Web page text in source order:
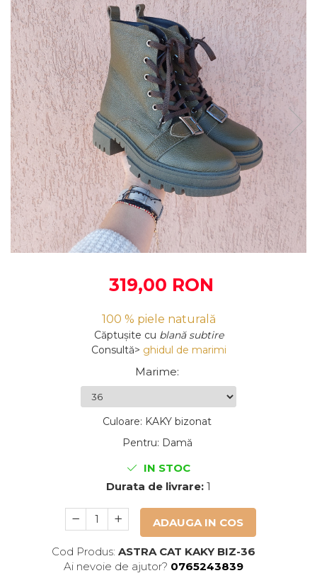
319,00 RON
100 % piele naturală
Căptușite cu blană subtire
Consultă> ghidul de marimi
Marime:
Culoare: KAKY bizonat
Pentru: Damă
IN STOC
Durata de livrare: 1
ADAUGA IN COS
Cod Produs: ASTRA CAT KAKY BIZ-36
Ai nevoie de ajutor? 0765243839